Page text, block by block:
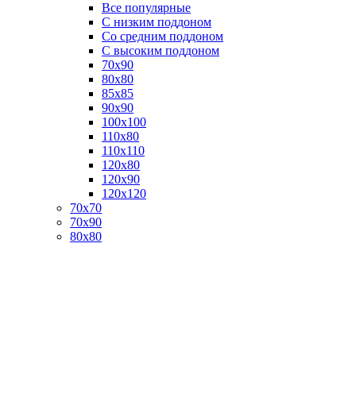
Все популярные
C низким поддоном
Со средним поддоном
С высоким поддоном
70х90
80х80
85х85
90х90
100х100
110х80
110х110
120х80
120х90
120х120
70х70
70х90
80х80